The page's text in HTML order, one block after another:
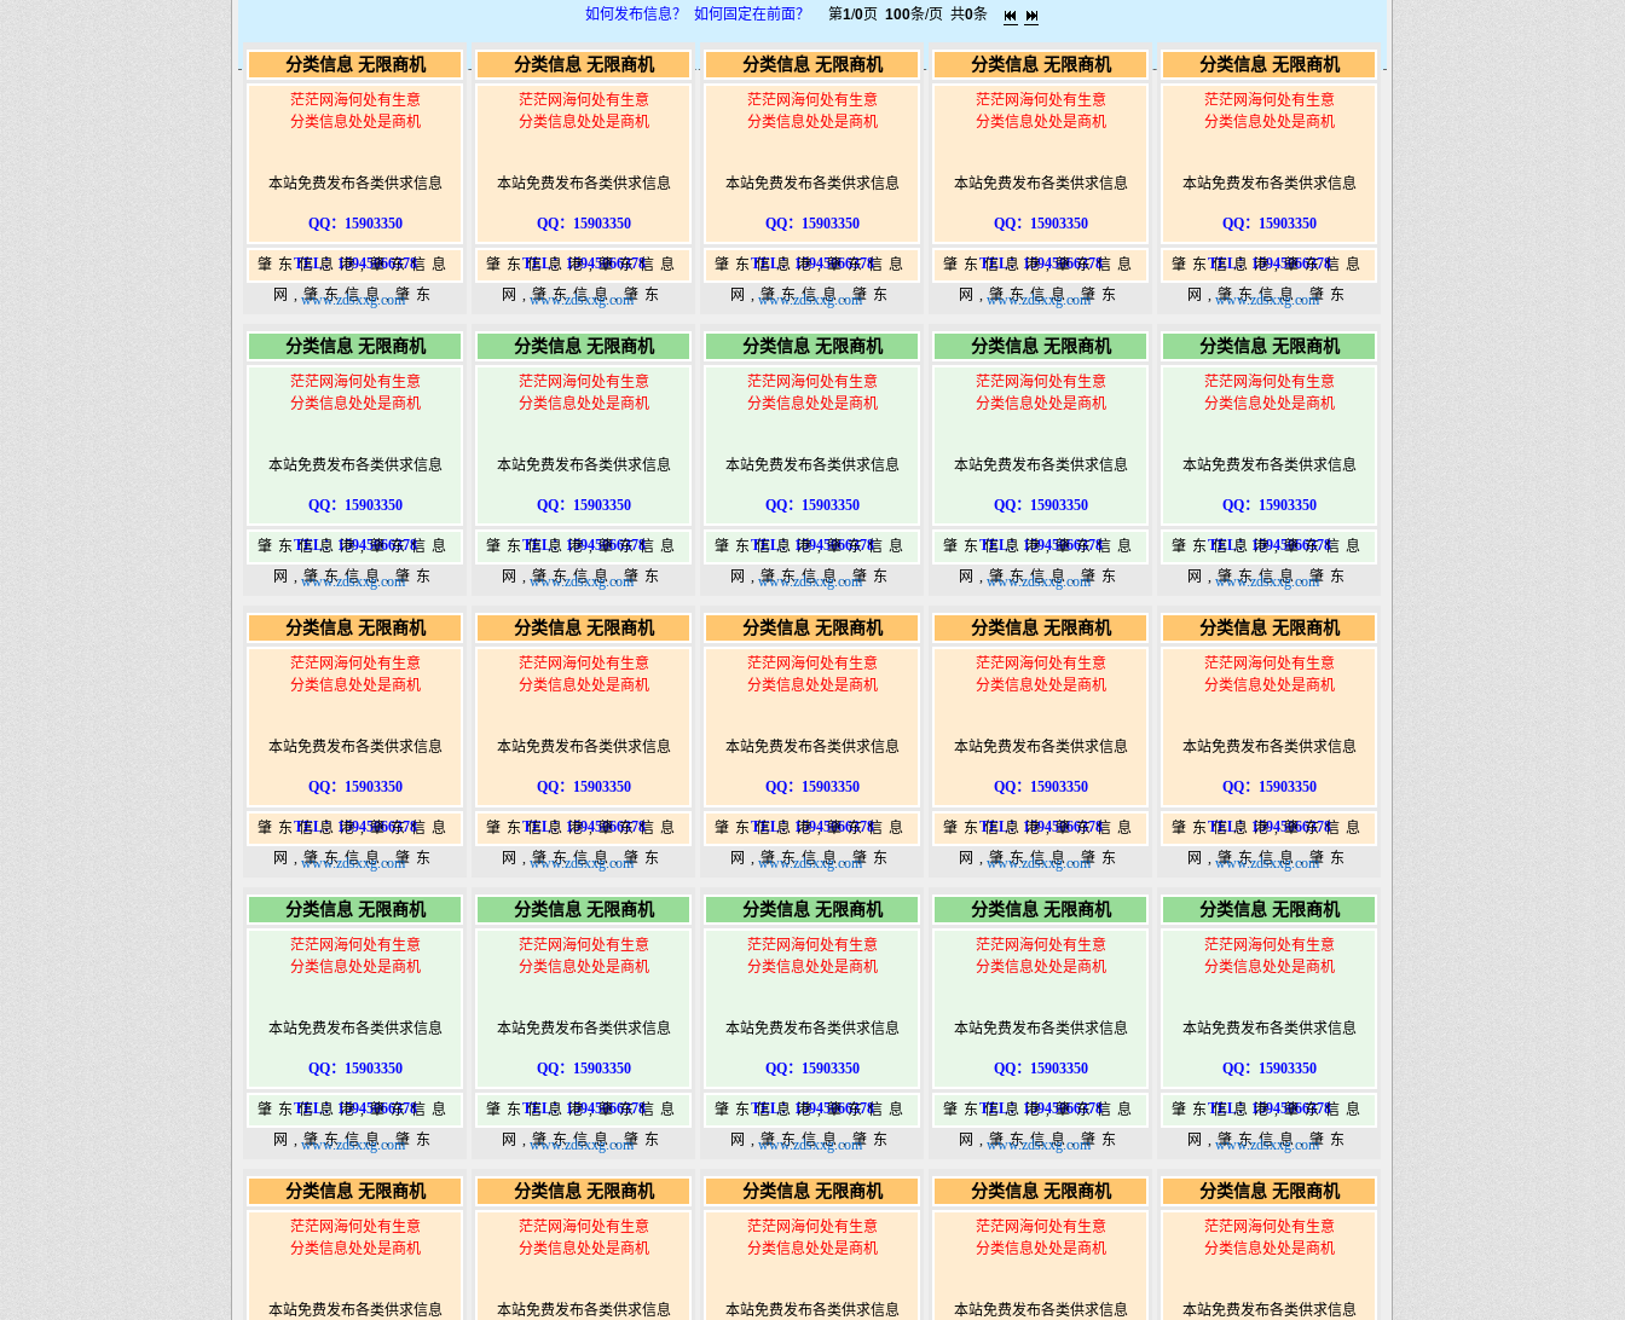
如何发布信息？ 如何固定在前面？ 第1/0页 100条/页 共0条
分类信息 无限商机
茫茫网海何处有生意
分类信息处处是商机
本站免费发布各类供求信息
QQ：15903350
TEL：15945066378
肇东信息港,肇东信息
网,肇东信息,肇东
港|www.zhaodongshi.com
www.zdsxxg.com
分类信息 无限商机
茫茫网海何处有生意
分类信息处处是商机
本站免费发布各类供求信息
QQ：15903350
TEL：15945066378
肇东信息港,肇东信息
网,肇东信息,肇东
港|www.zhaodongshi.com
www.zdsxxg.com
分类信息 无限商机
茫茫网海何处有生意
分类信息处处是商机
本站免费发布各类供求信息
QQ：15903350
TEL：15945066378
肇东信息港,肇东信息
网,肇东信息,肇东
港|www.zhaodongshi.com
www.zdsxxg.com
分类信息 无限商机
茫茫网海何处有生意
分类信息处处是商机
本站免费发布各类供求信息
QQ：15903350
TEL：15945066378
肇东信息港,肇东信息
网,肇东信息,肇东
港|www.zhaodongshi.com
www.zdsxxg.com
分类信息 无限商机
茫茫网海何处有生意
分类信息处处是商机
本站免费发布各类供求信息
QQ：15903350
TEL：15945066378
肇东信息港,肇东信息
网,肇东信息,肇东
港|www.zhaodongshi.com
www.zdsxxg.com
分类信息 无限商机
茫茫网海何处有生意
分类信息处处是商机
本站免费发布各类供求信息
QQ：15903350
TEL：15945066378
肇东信息港,肇东信息
网,肇东信息,肇东
港|www.zhaodongshi.com
www.zdsxxg.com
分类信息 无限商机
茫茫网海何处有生意
分类信息处处是商机
本站免费发布各类供求信息
QQ：15903350
TEL：15945066378
肇东信息港,肇东信息
网,肇东信息,肇东
港|www.zhaodongshi.com
www.zdsxxg.com
分类信息 无限商机
茫茫网海何处有生意
分类信息处处是商机
本站免费发布各类供求信息
QQ：15903350
TEL：15945066378
肇东信息港,肇东信息
网,肇东信息,肇东
港|www.zhaodongshi.com
www.zdsxxg.com
分类信息 无限商机
茫茫网海何处有生意
分类信息处处是商机
本站免费发布各类供求信息
QQ：15903350
TEL：15945066378
肇东信息港,肇东信息
网,肇东信息,肇东
港|www.zhaodongshi.com
www.zdsxxg.com
分类信息 无限商机
茫茫网海何处有生意
分类信息处处是商机
本站免费发布各类供求信息
QQ：15903350
TEL：15945066378
肇东信息港,肇东信息
网,肇东信息,肇东
港|www.zhaodongshi.com
www.zdsxxg.com
分类信息 无限商机
茫茫网海何处有生意
分类信息处处是商机
本站免费发布各类供求信息
QQ：15903350
TEL：15945066378
肇东信息港,肇东信息
网,肇东信息,肇东
港|www.zhaodongshi.com
www.zdsxxg.com
分类信息 无限商机
茫茫网海何处有生意
分类信息处处是商机
本站免费发布各类供求信息
QQ：15903350
TEL：15945066378
肇东信息港,肇东信息
网,肇东信息,肇东
港|www.zhaodongshi.com
www.zdsxxg.com
分类信息 无限商机
茫茫网海何处有生意
分类信息处处是商机
本站免费发布各类供求信息
QQ：15903350
TEL：15945066378
肇东信息港,肇东信息
网,肇东信息,肇东
港|www.zhaodongshi.com
www.zdsxxg.com
分类信息 无限商机
茫茫网海何处有生意
分类信息处处是商机
本站免费发布各类供求信息
QQ：15903350
TEL：15945066378
肇东信息港,肇东信息
网,肇东信息,肇东
港|www.zhaodongshi.com
www.zdsxxg.com
分类信息 无限商机
茫茫网海何处有生意
分类信息处处是商机
本站免费发布各类供求信息
QQ：15903350
TEL：15945066378
肇东信息港,肇东信息
网,肇东信息,肇东
港|www.zhaodongshi.com
www.zdsxxg.com
分类信息 无限商机
茫茫网海何处有生意
分类信息处处是商机
本站免费发布各类供求信息
QQ：15903350
TEL：15945066378
肇东信息港,肇东信息
网,肇东信息,肇东
港|www.zhaodongshi.com
www.zdsxxg.com
分类信息 无限商机
茫茫网海何处有生意
分类信息处处是商机
本站免费发布各类供求信息
QQ：15903350
TEL：15945066378
肇东信息港,肇东信息
网,肇东信息,肇东
港|www.zhaodongshi.com
www.zdsxxg.com
分类信息 无限商机
茫茫网海何处有生意
分类信息处处是商机
本站免费发布各类供求信息
QQ：15903350
TEL：15945066378
肇东信息港,肇东信息
网,肇东信息,肇东
港|www.zhaodongshi.com
www.zdsxxg.com
分类信息 无限商机
茫茫网海何处有生意
分类信息处处是商机
本站免费发布各类供求信息
QQ：15903350
TEL：15945066378
肇东信息港,肇东信息
网,肇东信息,肇东
港|www.zhaodongshi.com
www.zdsxxg.com
分类信息 无限商机
茫茫网海何处有生意
分类信息处处是商机
本站免费发布各类供求信息
QQ：15903350
TEL：15945066378
肇东信息港,肇东信息
网,肇东信息,肇东
港|www.zhaodongshi.com
www.zdsxxg.com
分类信息 无限商机
茫茫网海何处有生意
分类信息处处是商机
本站免费发布各类供求信息
分类信息 无限商机
茫茫网海何处有生意
分类信息处处是商机
本站免费发布各类供求信息
分类信息 无限商机
茫茫网海何处有生意
分类信息处处是商机
本站免费发布各类供求信息
分类信息 无限商机
茫茫网海何处有生意
分类信息处处是商机
本站免费发布各类供求信息
分类信息 无限商机
茫茫网海何处有生意
分类信息处处是商机
本站免费发布各类供求信息